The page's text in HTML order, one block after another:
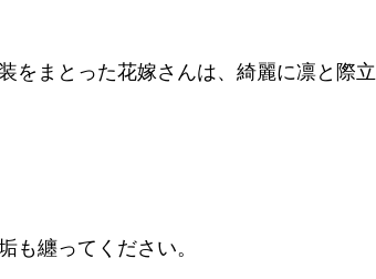
をまとった花嫁さんは、綺麗に凛と際立
も纏ってください。